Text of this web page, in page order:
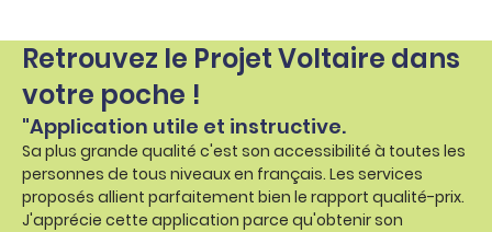
Retrouvez le Projet Voltaire dans
votre poche !
"Application utile et instructive.
Sa plus grande qualité c'est son accessibilité à toutes les
personnes de tous niveaux en français. Les services
proposés allient parfaitement bien le rapport qualité-prix.
J'apprécie cette application parce qu'obtenir son